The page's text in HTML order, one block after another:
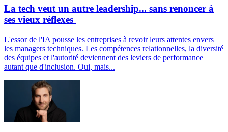
La tech veut un autre leadership... sans renoncer à
ses vieux réflexes
L'essor de l'IA pousse les entreprises à revoir leurs attentes envers
les managers techniques. Les compétences relationnelles, la diversité
des équipes et l'autorité deviennent des leviers de performance
autant que d'inclusion. Oui, mais...